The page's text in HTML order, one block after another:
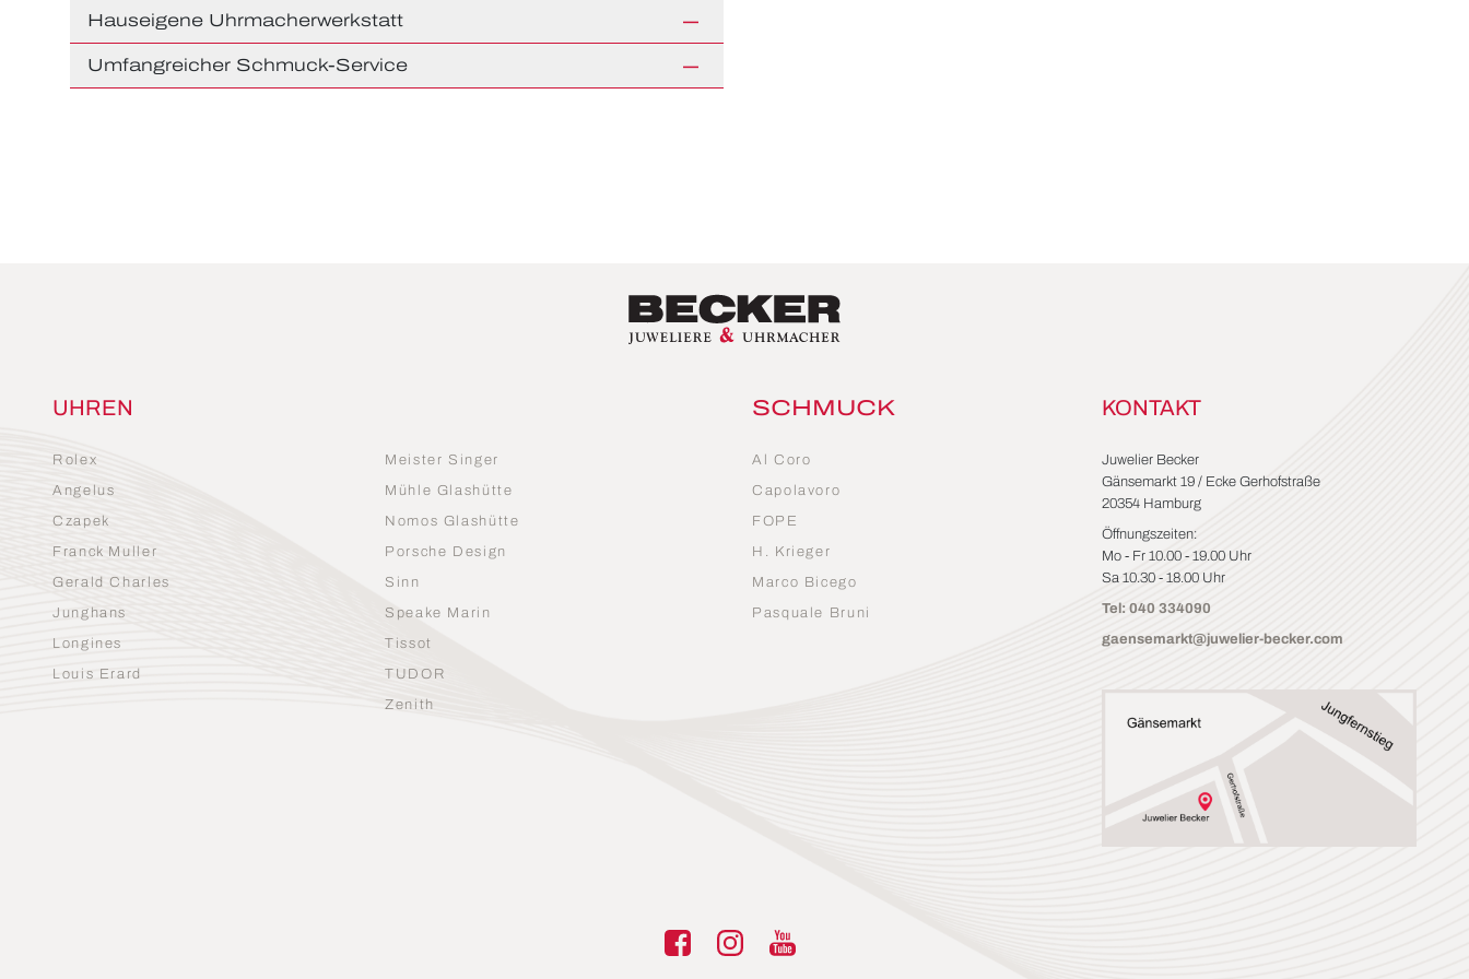
Hauseigene Uhrmacherwerkstatt
Umfangreicher Schmuck-Service
UHREN
Rolex
Angelus
Czapek
Franck Muller
Gerald Charles
Junghans
Longines
Louis Erard
Meister Singer
Mühle Glashütte
Nomos Glashütte
Porsche Design
Sinn
Speake Marin
Tissot
TUDOR
Zenith
SCHMUCK
Al Coro
Capolavoro
FOPE
H. Krieger
Marco Bicego
Pasquale Bruni
KONTAKT
Juwelier Becker
Gänsemarkt 19 / Ecke Gerhofstraße
20354 Hamburg
Öffnungszeiten:
Mo - Fr 10.00 - 19.00 Uhr
Sa 10.30 - 18.00 Uhr
Tel: 040 334090
gaensemarkt@juwelier-becker.com